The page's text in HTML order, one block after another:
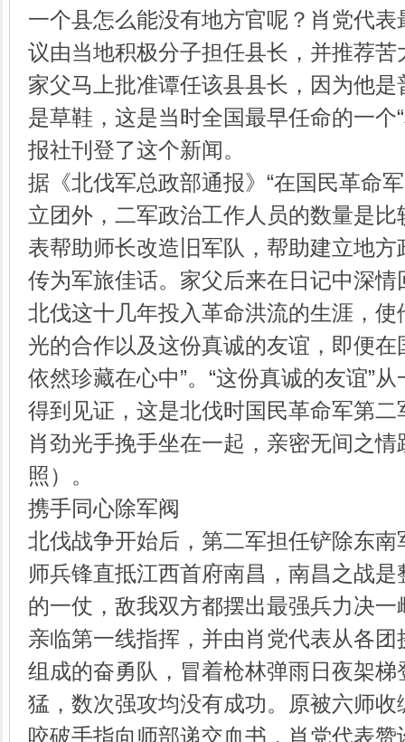
一个县怎么能没有地方官呢？肖党代
议由当地积极分子担任县长，并推荐
家父马上批准谭任该县县长，因为他
是草鞋，这是当时全国最早任命的一个
报社刊登了这个新闻。
据《北伐军总政部通报》“在国民革命
立团外，二军政治工作人员的数量是比
表帮助师长改造旧军队，帮助建立地
传为军旅佳话。家父后来在日记中深情
北伐这十几年投入革命洪流的生涯，
光的合作以及这份真诚的友谊，即便
依然珍藏在心中”。“这份真诚的友谊”
得到见证，这是北伐时国民革命军第
肖劲光手挽手坐在一起，亲密无间之
照）。
携手同心除军阀
北伐战争开始后，第二军担任铲除东
师兵锋直抵江西首府南昌，南昌之战
的一仗，敌我双方都摆出最强兵力决
亲临第一线指挥，并由肖党代表从各
组成的奋勇队，冒着枪林弹雨日夜架
猛，数次强攻均没有成功。原被六师
咬破手指向师部递交血书，肖党代表